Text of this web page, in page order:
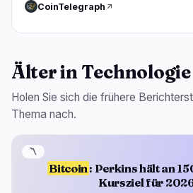
CoinTelegraph
Älter in Technologie
Holen Sie sich die frühere
Thema nach.
Bitcoin: Perkins hält an
Kursziel für
〽️